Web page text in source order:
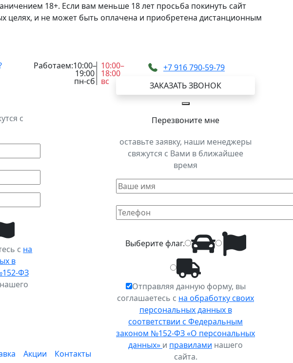
18+. Если вам меньше 18 лет просьба покинуть сайт
целях, и не может быть оплачена и приобретена дистанционным
с
с на
в
ФЗ
нашего
Работаем:10:00–
19:00
пн-сб
10:00–
18:00
вс
Акции Контакты
+7 916 790-59-79
ЗАКАЗАТЬ ЗВОНОК
Перезвоните мне
оставьте заявку, наши менеджеры
свяжутся с Вами в ближайшее
время
Выберитефлаг.
Отправляя данную форму, вы
соглашаетесь с на обработку своих
персональных данных в
соответствии с Федеральным
законом №152-ФЗ «О персональных
данных» и правилами нашего
сайта.